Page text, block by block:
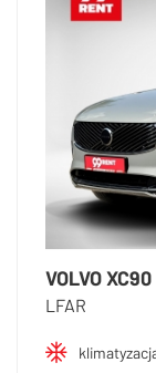
VOLVO XC90
LFAR